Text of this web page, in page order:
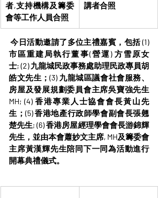
者,支持機構及籌委
會等工作人員合照
講者合照
今日活動邀請了多位主禮嘉賓，包括 (1)
市區重建局執行董事(營運) 方雪原女
士; (2) 九龍城民政事務處助理民政專員胡
皓文先生；(3) 九龍城區議會社會服務、
房屋及發展規劃委員會主席吳寶強先生
MH; (4) 香港專業人士協會會長黃山先
生；(5) 香港地產行政師學會副會長張翹
楚先生; (6) 香港房屋經理學會會長游錦輝
先生，並由本會蕭妙文主席, MH及籌委會
主席黃漢輝先生陪同下一同為活動進行
開幕典禮儀式。